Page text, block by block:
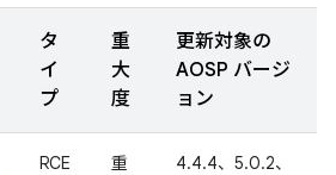
タ
イ
プ
重
大
度
更新対象の
AOSP バージ
ョン
RCE
重
4.4.4、5.0.2、